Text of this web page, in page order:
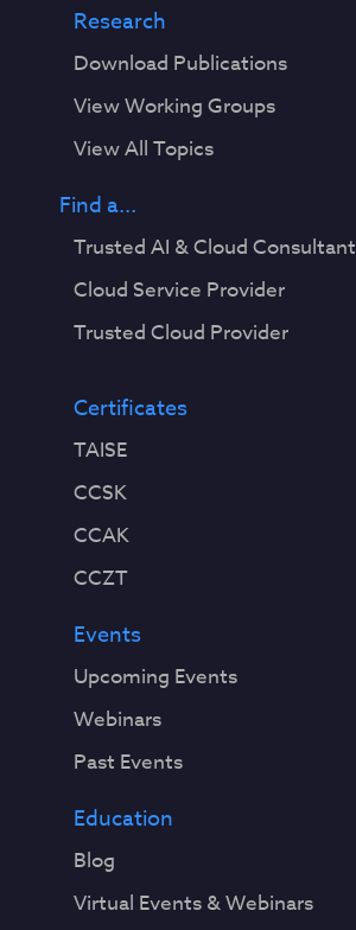
Research
Download Publications
View Working Groups
View All Topics
Find a...
Trusted AI & Cloud Consultant
Cloud Service Provider
Trusted Cloud Provider
Certificates
TAISE
CCSK
CCAK
CCZT
Events
Upcoming Events
Webinars
Past Events
Education
Blog
Virtual Events & Webinars